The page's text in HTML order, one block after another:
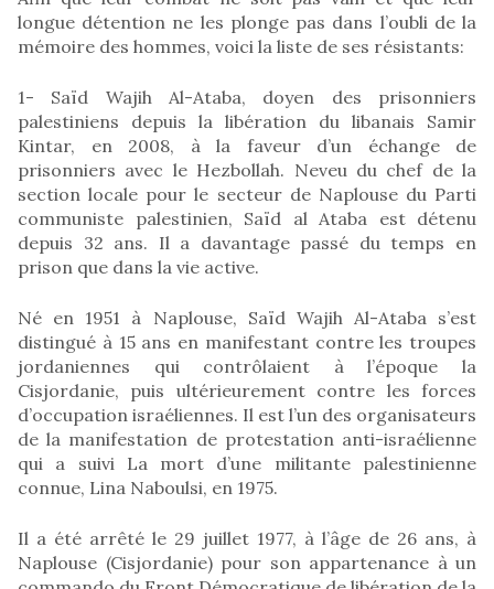
longue détention ne les plonge pas dans l’oubli de la
mémoire des hommes, voici la liste de ses résistants:
1- Saïd Wajih Al-Ataba, doyen des prisonniers
palestiniens depuis la libération du libanais Samir
Kintar, en 2008, à la faveur d’un échange de
prisonniers avec le Hezbollah. Neveu du chef de la
section locale pour le secteur de Naplouse du Parti
communiste palestinien, Saïd al Ataba est détenu
depuis 32 ans. Il a davantage passé du temps en
prison que dans la vie active.
Né en 1951 à Naplouse, Saïd Wajih Al-Ataba s’est
distingué à 15 ans en manifestant contre les troupes
jordaniennes qui contrôlaient à l’époque la
Cisjordanie, puis ultérieurement contre les forces
d’occupation israéliennes. Il est l’un des organisateurs
de la manifestation de protestation anti-israélienne
qui a suivi La mort d’une militante palestinienne
connue, Lina Naboulsi, en 1975.
Il a été arrêté le 29 juillet 1977, à l’âge de 26 ans, à
Naplouse (Cisjordanie) pour son appartenance à un